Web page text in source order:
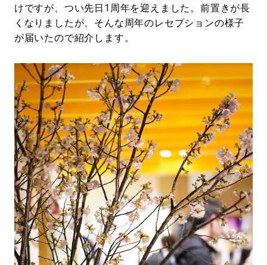
けですが、つい先日1周年を迎えました。前置きが長
くなりましたが、そんな周年のレセプションの様子
が届いたので紹介します。